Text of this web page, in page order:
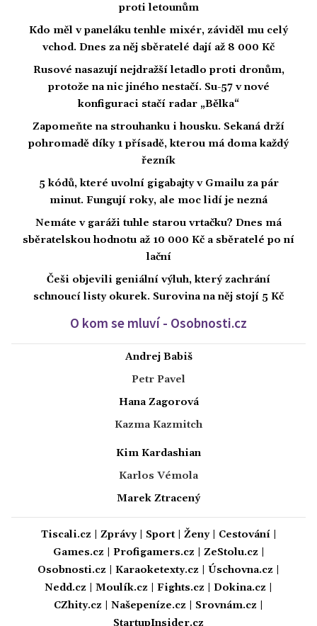
proti letounům
Kdo měl v paneláku tenhle mixér, záviděl mu celý
vchod. Dnes za něj sběratelé dají až 8 000 Kč
Rusové nasazují nejdražší letadlo proti dronům,
protože na nic jiného nestačí. Su-57 v nové
konfiguraci stačí radar „Bělka“
Zapomeňte na strouhanku i housku. Sekaná drží
pohromadě díky 1 přísadě, kterou má doma každý
řezník
5 kódů, které uvolní gigabajty v Gmailu za pár
minut. Fungují roky, ale moc lidí je nezná
Nemáte v garáži tuhle starou vrtačku? Dnes má
sběratelskou hodnotu až 10 000 Kč a sběratelé po ní
lační
Češi objevili geniální výluh, který zachrání
schnoucí listy okurek. Surovina na něj stojí 5 Kč
O kom se mluví - Osobnosti.cz
Andrej Babiš
Petr Pavel
Hana Zagorová
Kazma Kazmitch
Kim Kardashian
Karlos Vémola
Marek Ztracený
Tiscali.cz Zprávy| Sport| Ženy| Cestování|
Games.cz
Profigamers.cz ZeStolu.cz
Osobnosti.cz
Karaoketexty.cz Úschovna.cz
Nedd.cz
Moulík.cz Fights.cz Dokina.cz
CZhity.cz
Našepeníze.cz Srovnám.cz
StartupInsider.cz